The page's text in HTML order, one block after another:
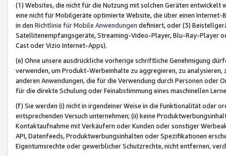
(1) Websites, die nicht für die Nutzung mit solchen Geräten
eine nicht für Mobilgeräte optimierte Website, die über einen
in den Richtlinie für Mobile Anwendungen definiert, oder (3)
Satellitenempfangsgeräte, Streaming-Video-Player, Blu-Ray-Player
Cast oder Vizio Internet-Apps).
(e) Ohne unsere ausdrückliche vorherige schriftliche Genehmigung
verwenden, um Produkt-Werbeinhalte zu aggregieren, zu
anderen Anwendungen, die für die Verwendung durch Personen
für die direkte Schulung oder Feinabstimmung eines maschinellen
(f) Sie werden (i) nicht in irgendeiner Weise in die Funktionalität oder
entsprechenden Versuch unternehmen; (ii) keine
Kontaktaufnahme mit Verkäufern oder Kunden oder sonstiger
API, Datenfeeds, Produktwerbungsinhalten oder Spezifikationen
Eigentumsrechte oder gewerblicher Schutzrechte, nicht entfernen,